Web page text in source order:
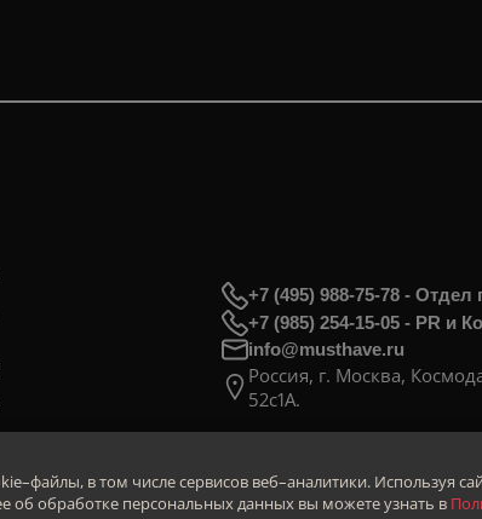
+7 (495) 988-75-78 - Отдел
+7 (985) 254-15-05 - PR и
info@musthave.ru
Россия, г. Москва,
52с1А.
в том числе сервисов веб–аналитики. Используя
обработке персональных данных вы можете узнать в